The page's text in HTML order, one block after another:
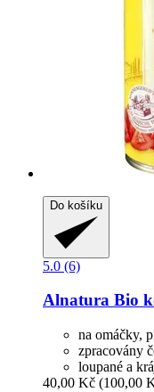
Do košíku
5.0 (6)
Alnatura Bio
na omáčky,
zpracovány
loupané a
40,00 Kč (100,00